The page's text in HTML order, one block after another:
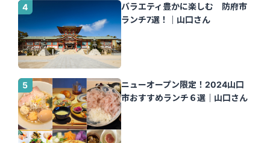
バラエティ豊かに楽しむ 防府市
ランチ7選！｜山口さん
ニューオープン限定！2024山口
市おすすめランチ６選｜山口さん